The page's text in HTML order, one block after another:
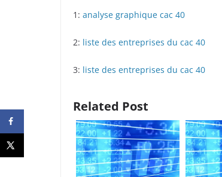
1: analyse graphique cac 40
2: liste des entreprises du cac 40
3: liste des entreprises du cac 40
Related Post